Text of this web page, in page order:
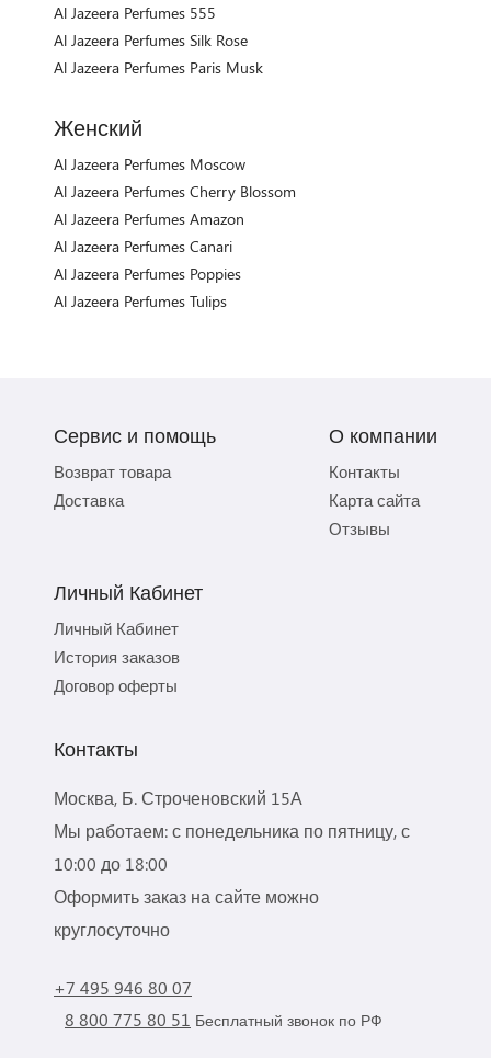
Al Jazeera Perfumes 555
Al Jazeera Perfumes Silk Rose
Al Jazeera Perfumes Paris Musk
Женский
Al Jazeera Perfumes Moscow
Al Jazeera Perfumes Cherry Blossom
Al Jazeera Perfumes Amazon
Al Jazeera Perfumes Canari
Al Jazeera Perfumes Poppies
Al Jazeera Perfumes Tulips
Сервис и помощь
Возврат товара
Доставка
О компании
Контакты
Карта сайта
Отзывы
Личный Кабинет
Личный Кабинет
История заказов
Договор оферты
Контакты
Москва, Б. Строченовский 15А
Мы работаем: с понедельника по пятницу, с
10:00 до 18:00
Оформить заказ на сайте можно
круглосуточно
+7 495 946 80 07
8 800 775 80 51 Бесплатный звонок по РФ